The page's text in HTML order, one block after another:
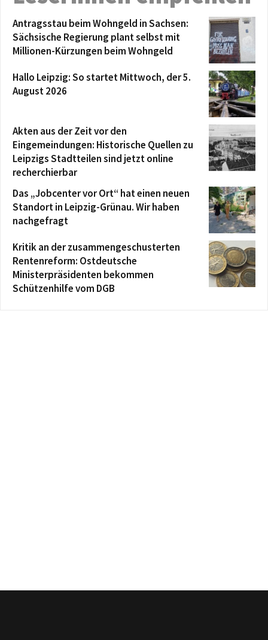
Antragsstau beim Wohngeld in Sachsen:
Sächsische Regierung plant selbst mit
Millionen-Kürzungen beim Wohngeld
Hallo Leipzig: So startet Mittwoch, der 5.
August 2026
Akten aus der Zeit vor den
Eingemeindungen: Historische Quellen zu
Leipzigs Stadtteilen sind jetzt online
recherchierbar
Das „Jobcenter vor Ort“ hat einen neuen
Standort in Leipzig-Grünau. Wir haben
nachgefragt
Kritik an der zusammengeschusterten
Rentenreform: Ostdeutsche
Ministerpräsidenten bekommen
Schützenhilfe vom DGB